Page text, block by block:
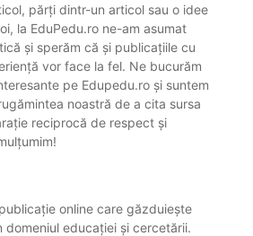
părți dintr-un articol sau o idee
la EduPedu.ro ne-am asumat
și sperăm că și publicațiile cu
vor face la fel. Ne bucurăm
pe Edupedu.ro și suntem
noastră de a cita sursa
reciprocă de respect și
online care găzduiește
domeniul educației și cercetării.